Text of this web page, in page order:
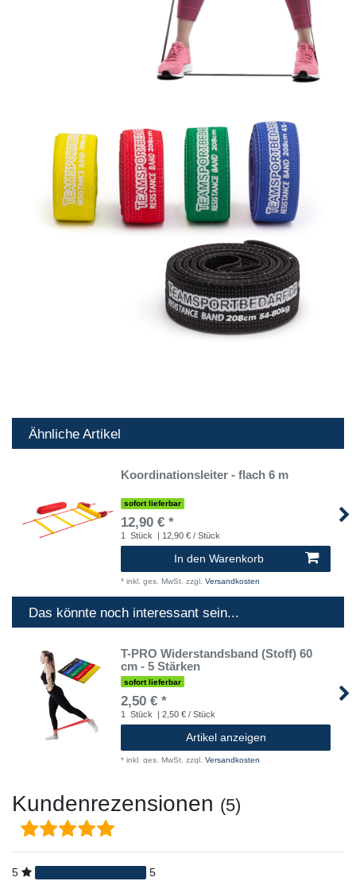
Ähnliche Artikel
Koordinationsleiter - flach 6 m
sofort lieferbar
12,90 € *
1 Stück | 12,90 € / Stück
In den Warenkorb
* inkl. ges. MwSt. zzgl. Versandkosten
Das könnte noch interessant sein...
T-PRO Widerstandsband (Stoff) 60
cm - 5 Stärken
sofort lieferbar
2,50 € *
1 Stück | 2,50 € / Stück
Artikel anzeigen
* inkl. ges. MwSt. zzgl. Versandkosten
Kundenrezensionen (5)
5
5